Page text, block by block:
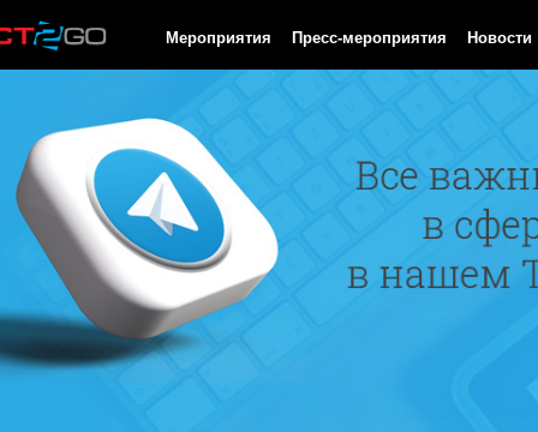
Мероприятия Пресс-мероприятия Новости